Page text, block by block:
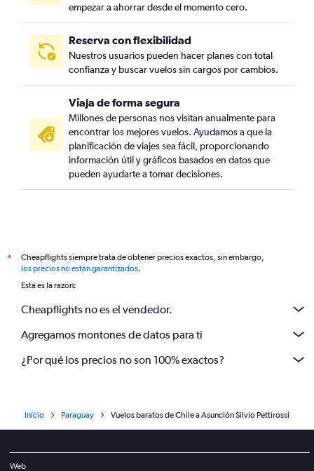
empezar a ahorrar desde el momento cero.
Reserva con flexibilidad
Nuestros usuarios pueden hacer planes con total
confianza y buscar vuelos sin cargos por cambios.
Viaja de forma segura
Millones de personas nos visitan anualmente para
encontrar los mejores vuelos. Ayudamos a que la
planificación de viajes sea fácil, proporcionando
información útil y gráficos basados en datos que
pueden ayudarte a tomar decisiones.
*
Cheapflights siempre trata de obtener precios exactos, sin embargo,
los precios no están garantizados.
Esta es la razón:
Cheapflights no es el vendedor.
Agregamos montones de datos para ti
¿Por qué los precios no son 100% exactos?
Inicio Paraguay Vuelos baratos de Chile a Asunción Silvio Pettirossi
Web